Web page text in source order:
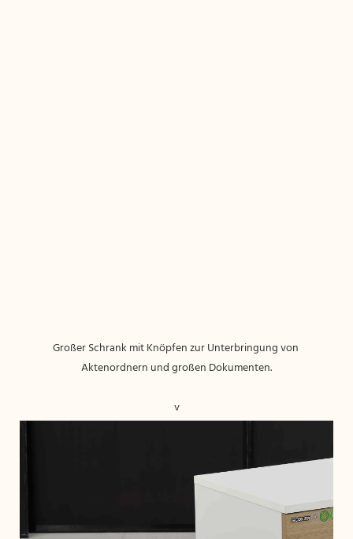
Großer Schrank mit Knöpfen zur Unterbringung von
v